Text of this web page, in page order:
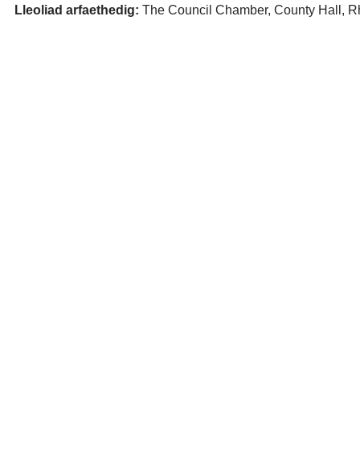
Lleoliad arfaethedig: The Council Chamber, County Hall,